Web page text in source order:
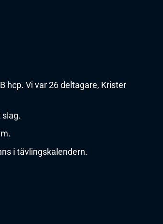
hcp. Vi var 26 deltagare, Krister
slag.
i tävlingskalendern.